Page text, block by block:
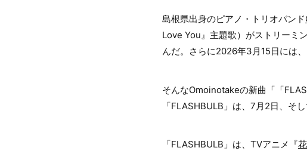
島根県出身のピアノ・トリオバンド
Love You』主題歌）がストリーミ
んだ。さらに2026年3月15日には
そんなOmoinotakeの新曲「「
「FLASHBULB」は、7月2日、そ
「FLASHBULB」は、TVアニメ『